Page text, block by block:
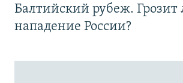
Балтийский рубеж. Грозит
нападение России?